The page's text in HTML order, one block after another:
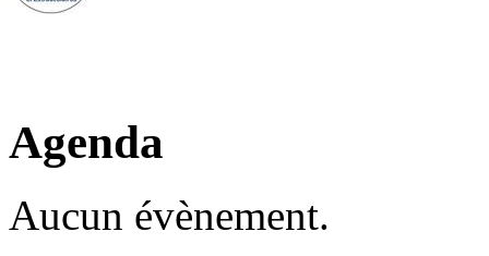
Agenda
Aucun évènement.